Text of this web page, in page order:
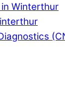
Winterthur